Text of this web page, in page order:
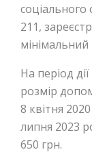
соціального
211,
На період
розмір
8 квітня
липня 2023
650 грн.